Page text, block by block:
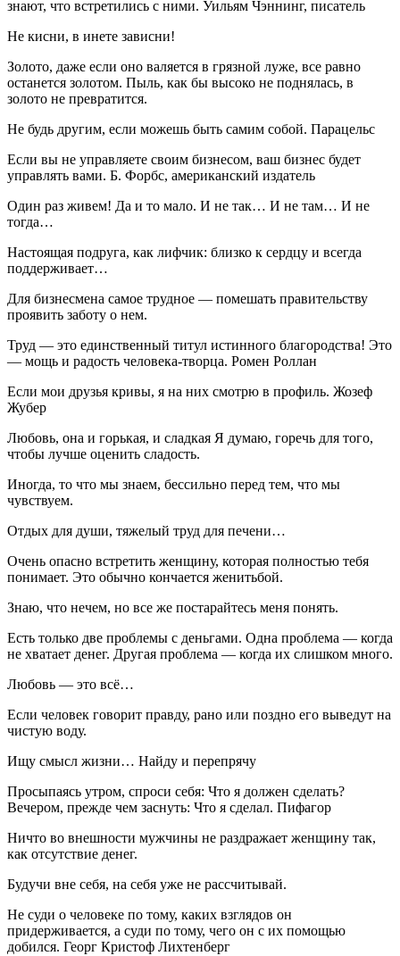
знают, что встретились с ними. Уильям Чэннинг, писатель
Не кисни, в инете зависни!
Золото, даже если оно валяется в грязной луже, все равно
останется золотом. Пыль, как бы высоко не поднялась, в
золото не превратится.
Не будь другим, если можешь быть самим собой. Парацельс
Если вы не управляете своим бизнесом, ваш бизнес будет
управлять вами. Б. Форбс, американский издатель
Один раз живем! Да и то мало. И не так… И не там… И не
тогда…
Настоящая подруга, как лифчик: близко к сердцу и всегда
поддерживает…
Для бизнесмена самое трудное — помешать правительству
проявить заботу о нем.
Труд — это единственный титул истинного благородства! Это
— мощь и радость человека-творца. Ромен Роллан
Если мои друзья кривы, я на них смотрю в профиль. Жозеф
Жубер
Любовь, она и горькая, и сладкая Я думаю, горечь для того,
чтобы лучше оценить сладость.
Иногда, то что мы знаем, бессильно перед тем, что мы
чувствуем.
Отдых для души, тяжелый труд для печени…
Очень опасно встретить женщину, которая полностью тебя
понимает. Это обычно кончается женитьбой.
Знаю, что нечем, но все же постарайтесь меня понять.
Есть только две проблемы с деньгами. Одна проблема — когда
не хватает денег. Другая проблема — когда их слишком много.
Любовь — это всё…
Если человек говорит правду, рано или поздно его выведут на
чистую воду.
Ищу смысл жизни… Найду и перепрячу
Просыпаясь утром, спроси себя: Что я должен сделать?
Вечером, прежде чем заснуть: Что я сделал. Пифагор
Ничто во внешности мужчины не раздражает женщину так,
как отсутствие денег.
Будучи вне себя, на себя уже не рассчитывай.
Не суди о человеке по тому, каких взглядов он
придерживается, а суди по тому, чего он с их помощью
добился. Георг Кристоф Лихтенберг